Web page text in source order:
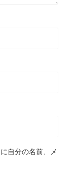
自分の名前、メ